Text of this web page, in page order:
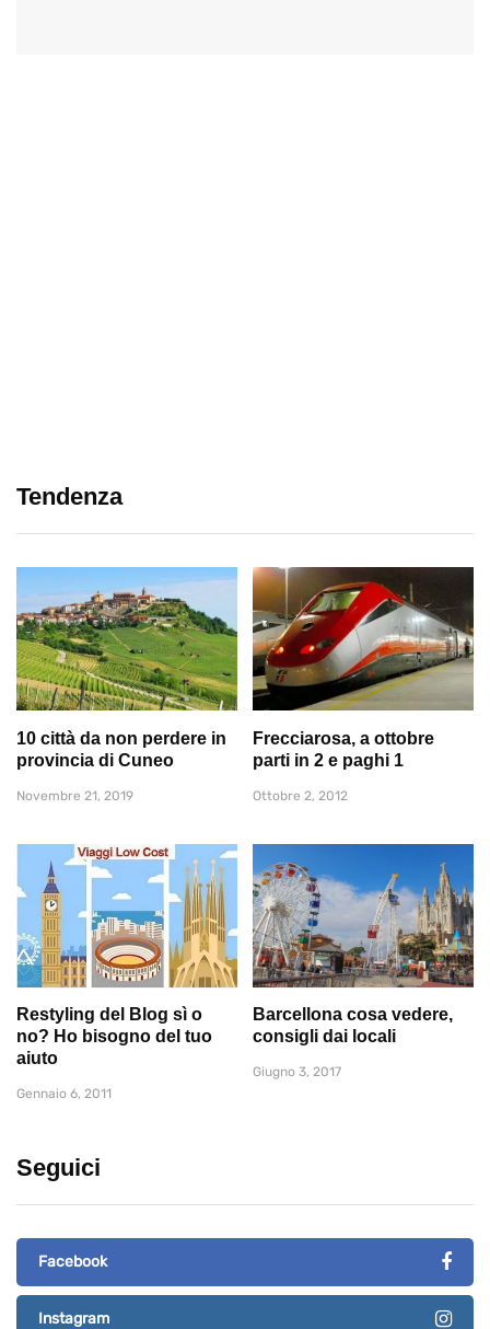
Tendenza
10 città da non perdere in
provincia di Cuneo
Novembre 21, 2019
Frecciarosa, a ottobre
parti in 2 e paghi 1
Ottobre 2, 2012
Restyling del Blog sì o
no? Ho bisogno del tuo
aiuto
Gennaio 6, 2011
Barcellona cosa vedere,
consigli dai locali
Giugno 3, 2017
Seguici
Facebook
Instagram